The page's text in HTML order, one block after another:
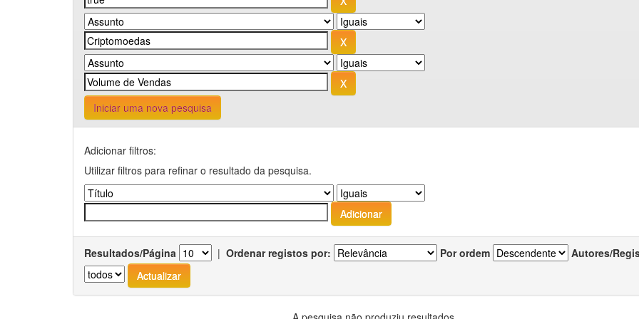
Iniciar uma nova pesquisa
Adicionar filtros:
Utilizar filtros para refinar o resultado da pesquisa.
Resultados/Página | Ordenar registos por: Por ordem Autores/